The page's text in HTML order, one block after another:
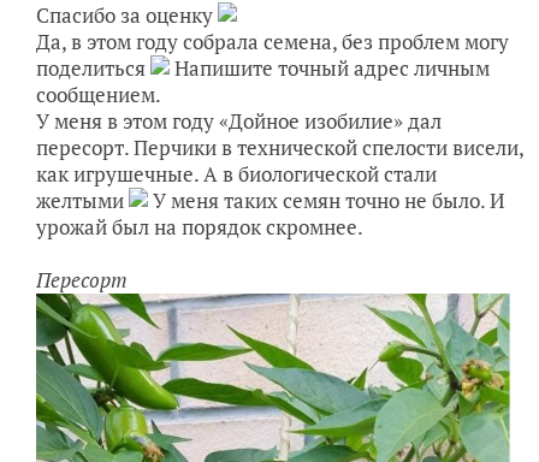
Спасибо за оценку
Да, в этом году собрала семена, без проблем могу
поделиться
Напишите точный адрес личным
сообщением.
У меня в этом году «Дойное изобилие» дал
пересорт. Перчики в технической спелости висели,
как игрушечные. А в биологической стали
желтыми
У меня таких семян точно не было. И
урожай был на порядок скромнее.
Пересорт